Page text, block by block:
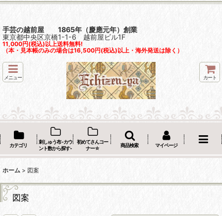
手芸の越前屋 1865年（慶應元年）創業
東京都中央区京橋1-1-6 越前屋ビル1F
11,000円(税込)以上送料無料!
（本・見本帳のみの場合は16,500円(税込)以上・海外発送は除く）
メニュー カート
カテゴリ
刺しゅう布 -カウ
ント数から探す-
初めてさんコー
ナー☆
商品検索 マイページ
ホーム > 図案
図案